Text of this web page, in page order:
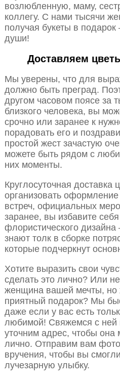
возлюбленную, маму,
коллегу. С нами тысячи
получая букеты в
души!
Доставляем
Мы уверены, что для
должно быть преград.
другом часовом поясе за
близкого человека, вы
срочно или заранее к
порадовать его и
простой жест зачастую
можете быть рядом с
них моменты.
Круглосуточная доставка
организовать
встреч, официальных
заранее, вы избавите
флористического
знают толк в сборке
которые подчеркнут
Хотите выразить свои
сделать это лично? Или
женщина вашей мечты, но
приятный подарок? Мы
даже если у вас есть
любимой! Свяжемся с ней
уточним адрес, чтобы она
лично. Отправим вам
вручения, чтобы вы
лучезарную улыбку.